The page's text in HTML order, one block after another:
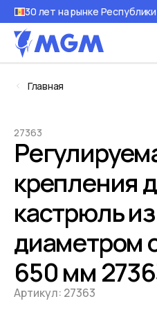
30 лет на рынке
Главная
27363
крепления
кастрюль
диаметром
650 мм
Артикул: 27363